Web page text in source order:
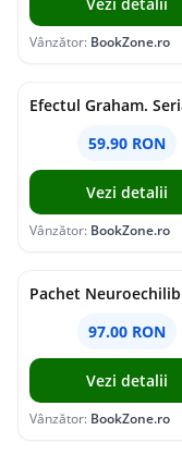
Vânzător: BookZone.ro
59.90 RON
Vezi detalii
Vânzător: BookZone.ro
Pachet
97.00 RON
Vezi detalii
Vânzător: BookZone.ro